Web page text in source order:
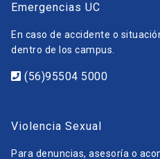
Emergencias UC
En caso de accidente o
dentro de los campus.
(56)95504 5000
Violencia Sexual
Para denuncias, asesoría o